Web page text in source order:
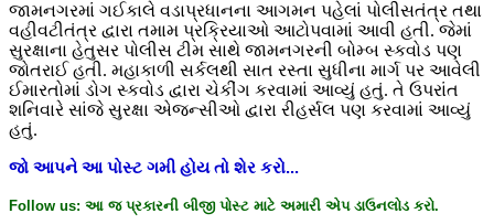
જામનગરમાં ગઈકાલે વડાપ્રધાનના આગમન પહેલાં પોલીસતંત્ર તથા
વહીવટીતંત્ર દ્વારા તમામ પ્રક્રિયાઓ આટોપવામાં આવી હતી. જેમાં
સુરક્ષાના હેતુસર પોલીસ ટીમ સાથે જામનગરની બોમ્બ સ્કવોડ પણ
જોતરાઈ હતી. મહાકાળી સર્કલથી સાત રસ્તા સુધીના માર્ગ પર આવેલી
ઈમારતોમાં ડોગ સ્કવોડ દ્વારા ચેકીંગ કરવામાં આવ્યું હતું. તે ઉપરાંત
શનિવારે સાંજે સુરક્ષા એજન્સીઓ દ્વારા રીહર્સલ પણ કરવામાં આવ્યું
હતું.
જો આપને આ પોસ્ટ ગમી હોય તો શેર કરો...
Follow us: આ જ પ્રકારની બીજી પોસ્ટ માટે અમારી એપ ડાઉનલોડ કરો.